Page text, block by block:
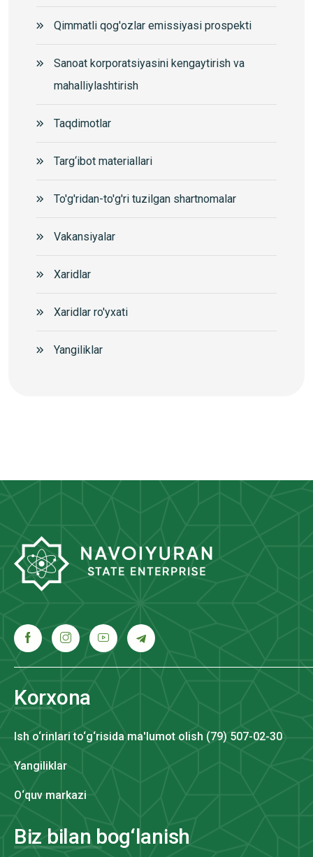
Qimmatli qog'ozlar emissiyasi prospekti
Sanoat korporatsiyasini kengaytirish va
mahalliylashtirish
Taqdimotlar
Targ‘ibot materiallari
To'g'ridan-to'g'ri tuzilgan shartnomalar
Vakansiyalar
Xaridlar
Xaridlar ro'yxati
Yangiliklar
Korxona
Ish o‘rinlari to‘g‘risida ma'lumot olish (79) 507-02-30
Yangiliklar
O‘quv markazi
Biz bilan bog‘lanish